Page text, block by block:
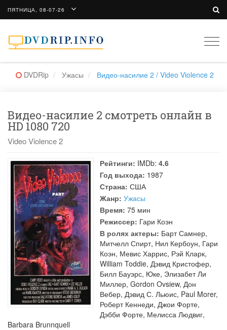
ПЯТНИЦА, 08-07-26
DVDRip Ужасы Видео-насилие 2 / Video Violence 2
Видео-насилие 2 смотреть онлайн в
HD 1080 720
Video Violence 2
Рейтинги: IMDb: 4.6
Год выхода: 1987
Страна: США
Жанр: Ужасы
Время: 75 мин
Режиссер: Гари Коэн
В ролях актеры: Барт Самнер,
Митчелл Спирт, Нил Кербоун, Гари
Коэн, Мевис Харрис, Рэй Кларк,
William Toddie, Дэвид Кристофер,
Билл Бауэрс, Юке, Элизабет Ли
Миллер, Gordon Ovsiew, Дон
Вебер, Дэвид С. Льюис, Paul Morer,
Роберт Кеннеди, Джои Форте,
Дэбби Форте, Мелисса Людвиг,
Barbara Brunnquell